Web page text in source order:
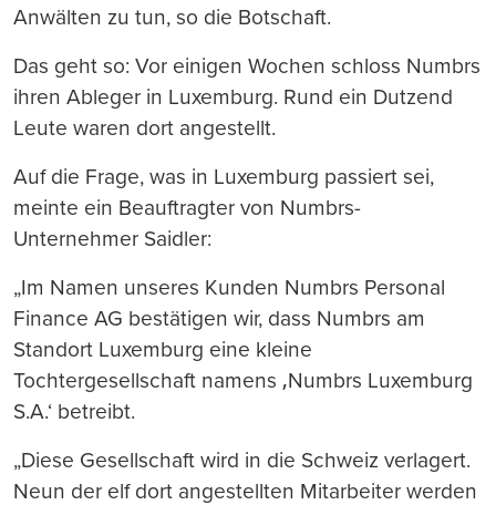
Anwälten zu tun, so die Botschaft.
Das geht so: Vor einigen Wochen schloss Numbrs
ihren Ableger in Luxemburg. Rund ein Dutzend
Leute waren dort angestellt.
Auf die Frage, was in Luxemburg passiert sei,
meinte ein Beauftragter von Numbrs-
Unternehmer Saidler:
„Im Namen unseres Kunden Numbrs Personal
Finance AG bestätigen wir, dass Numbrs am
Standort Luxemburg eine kleine
Tochtergesellschaft namens ‚Numbrs Luxemburg
S.A.‘ betreibt.
„Diese Gesellschaft wird in die Schweiz verlagert.
Neun der elf dort angestellten Mitarbeiter werden